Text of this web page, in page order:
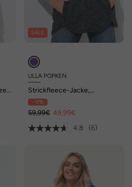
SALE
ULLA POPKEN
Strickfleece-Jacke,
Colorblocking, Kapuze,
Zipper
- 17%
59,99€ 49,99€
4.8
(6)